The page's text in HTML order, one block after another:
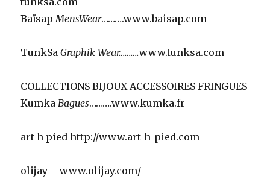
BaïsapMensWear……….www.baisap.com
TunkSa Graphik Wear……….www.tunksa.com
COLLECTIONS BIJOUX ACCESSOIRES FRINGUES
KumkaBagues……….www.kumka.fr
art h pied http://www.art-h-pied.com
olijay www.olijay.com/